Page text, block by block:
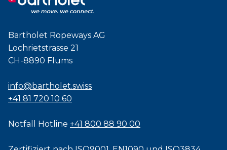
Bartholet Ropeways AG
Lochrietstrasse 21
CH-8890 Flums
info@bartholet.swiss
+41 81 720 10 60
Notfall Hotline +41 800 88 90 00